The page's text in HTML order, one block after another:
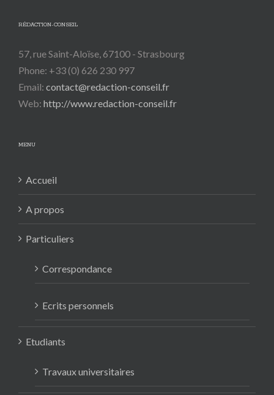
RÉDACTION-CONSEIL
57, rue Saint-Aloïse, 67100 - Strasbourg
Phone: +33 (0) 626 230 997
Email: contact@redaction-conseil.fr
Web: http://www.redaction-conseil.fr
MENU
Accueil
A propos
Particuliers
Correspondance
Ecrits personnels
Etudiants
Travaux universitaires